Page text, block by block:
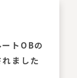
トOBの
ました